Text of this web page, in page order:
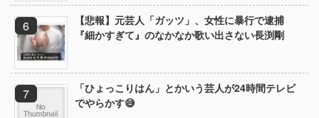
【悲報】元芸人「ガッツ」、女性に暴行で逮捕
『細かすぎて』のなかなか歌い出さない長渕剛
「ひょっこりはん」とかいう芸人が24時間テレビ
でやらかす😅